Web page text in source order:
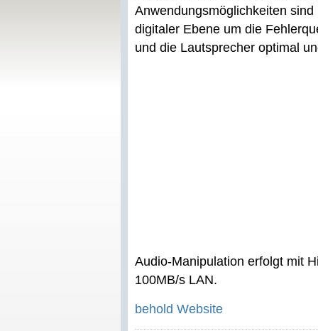
Anwendungsmöglichkeiten
digitaler Ebene um die
und die Lautsprecher optimal
Audio-Manipulation erfolgt mit
100MB/s LAN.
behold Website